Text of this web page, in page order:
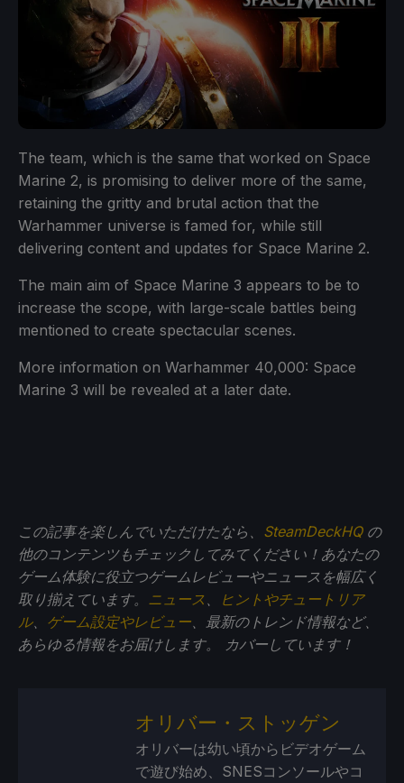
The team, which is the same that worked on Space
Marine 2, is promising to deliver more of the same,
retaining the gritty and brutal action that the
Warhammer universe is famed for, while still
delivering content and updates for Space Marine 2.
The main aim of Space Marine 3 appears to be to
increase the scope, with large-scale battles being
mentioned to create spectacular scenes.
More information on Warhammer 40,000: Space
Marine 3 will be revealed at a later date.
この記事を楽しんでいただけたなら、 SteamDeckHQの
他のコンテンツもチェックしてみてください！あなたの
ゲーム体験に役立つゲームレビューやニュースを幅広く
取り揃えています。 ニュース 、
ヒントやチュートリア
ル、 ゲーム設定やレビュー、最新のトレンド情報など、
あらゆる情報をお届けします。
カバーしています！
オリバー・ストッゲン
オリバーは幼い頃からビデオゲーム
で遊び始め、SNESコンソールやコ